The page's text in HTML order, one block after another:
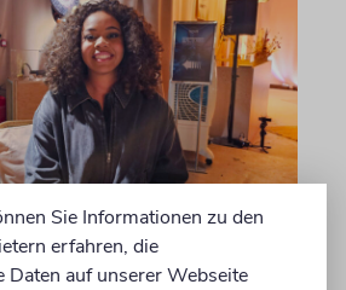
Sie Informationen zu den
erfahren, die
Daten auf unserer Webseite